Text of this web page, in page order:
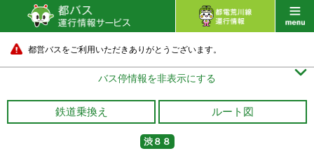
都営バスをご利用いただきありがとうございます。
バス停情報を非表示にする 
鉄道乗換え ルート図
渋８８